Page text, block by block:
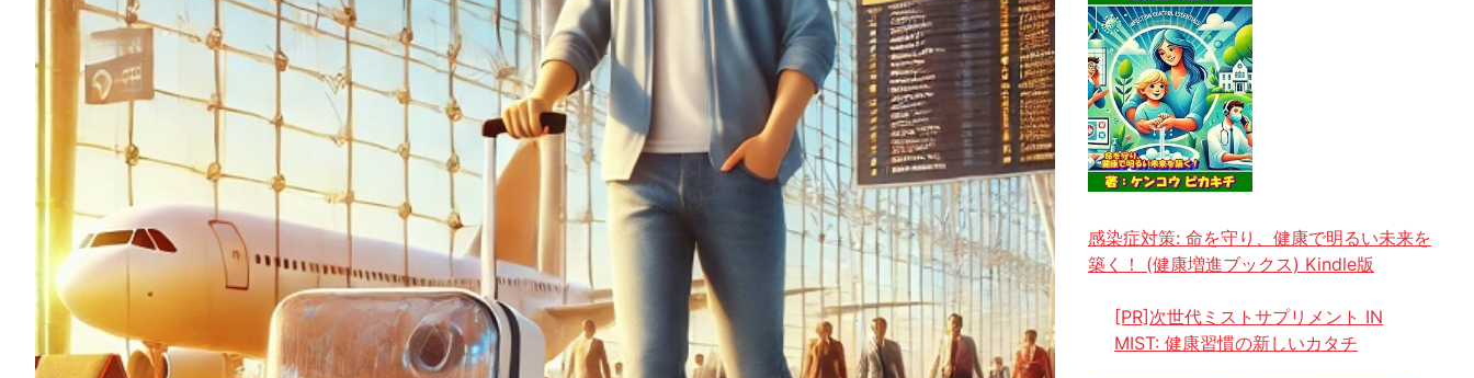
感染症対策: 命を守り、健康で明るい未来を
築く！ (健康増進ブックス) Kindle版
[PR]次世代ミストサプリメント IN
MIST: 健康習慣の新しいカタチ